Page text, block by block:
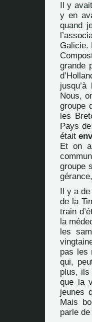
Il y
y en
quand
Galicie.
grande
Nous,
groupe
les
Pays
était
Et on
groupe
Il y a de
de la
train
la
les
pas les
qui,
plus, ils
que la
jeunes
Mais
parle de